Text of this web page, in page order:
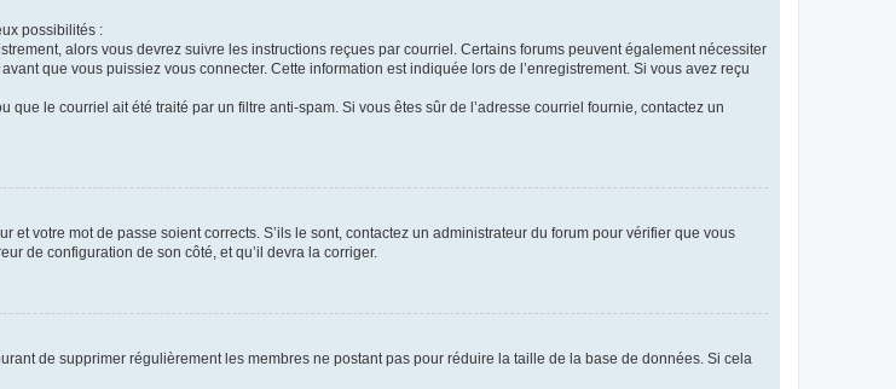
possibilités :
alors vous devrez suivre les instructions reçues par courriel. Certains forums peuvent également nécessiter
que vous puissiez vous connecter. Cette information est indiquée lors de l’enregistrement. Si vous avez reçu
le courriel ait été traité par un filtre anti-spam. Si vous êtes sûr de l’adresse courriel fournie, contactez un
votre mot de passe soient corrects. S’ils le sont, contactez un administrateur du forum pour vérifier que vous
de configuration de son côté, et qu’il devra la corriger.
de supprimer régulièrement les membres ne postant pas pour réduire la taille de la base de données. Si cela